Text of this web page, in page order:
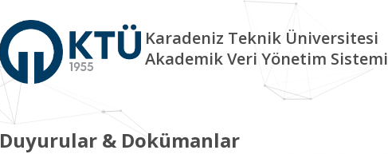
Karadeniz Teknik Üniversitesi
Akademik Veri Yönetim Sistemi
Duyurular & Dokümanlar